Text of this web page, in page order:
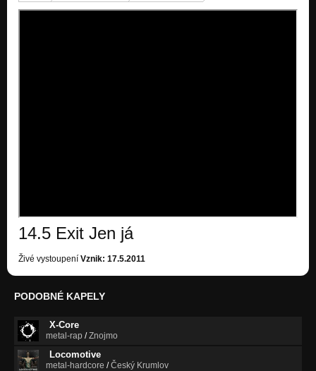
14.5 Exit Jen já
Živé vystoupení Vznik: 17.5.2011
PODOBNÉ KAPELY
X-Core
metal-rap /Znojmo
Locomotive
metal-hardcore /Český Krumlov